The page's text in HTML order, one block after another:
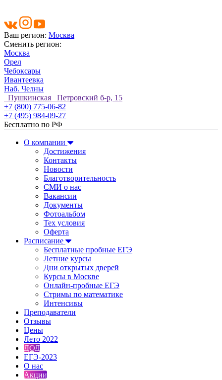
Ваш регион: Москва
Сменить регион:
Москва
Орел
Чебоксары
Ивантеевка
Наб. Челны
Пушкинская Петровский б-р, 15
+7 (800) 775-06-82
+7 (495) 984-09-27
Бесплатно по РФ
О компании
Достижения
Контакты
Новости
Благотворительность
СМИ о нас
Вакансии
Документы
Фотоальбом
Тех условия
Оферта
Расписание
Бесплатные пробные ЕГЭ
Летние курсы
Дни открытых дверей
Курсы в Москве
Онлайн-пробные ЕГЭ
Стримы по математике
Интенсивы
Преподаватели
Отзывы
Цены
Лето 2022
ДОД
ЕГЭ-2023
О нас
Акции